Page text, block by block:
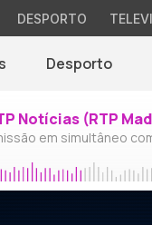
DESPORTO
Desporto
Notícias (RTP
em simultâneo